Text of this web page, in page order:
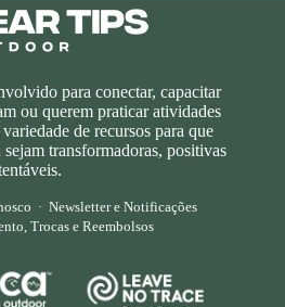
para conectar, capacitar
ou querem praticar atividades
de recursos para que
transformadoras, positivas
· Newsletter e Notificações
Trocas e Reembolsos